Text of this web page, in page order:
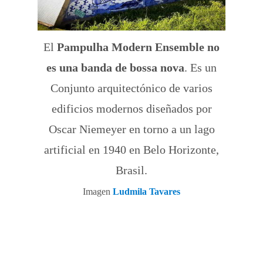
El Pampulha Modern Ensemble no
es una banda de bossa nova. Es un
Conjunto arquitectónico de varios
edificios modernos diseñados por
Oscar Niemeyer en torno a un lago
artificial en 1940 en Belo Horizonte,
Brasil.
Imagen Ludmila Tavares